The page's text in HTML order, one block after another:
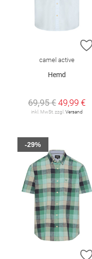
camel active
Hemd
69,95 €49,99 €
inkl. MwSt. zzgl.Versand
-29%